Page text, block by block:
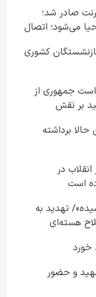
صادر شد؛
می‌شود؛ اتصال
تومانی بازنشستگان کشوری
جمهوری از
بر نقش
آگاهی عمومی
برداشته
در
است​
تهدید به
هسته‌ای
و حضور